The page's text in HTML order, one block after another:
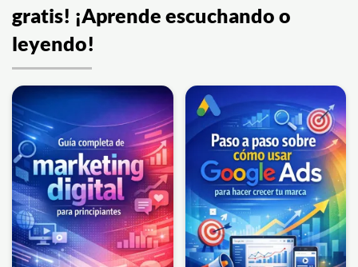
gratis! ¡Aprende escuchando o
leyendo!